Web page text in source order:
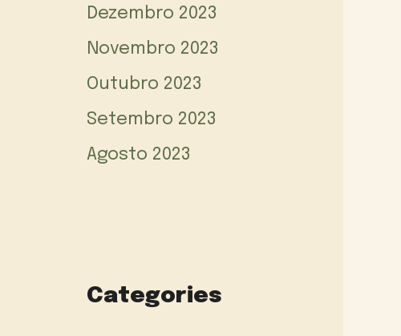
Dezembro 2023
Novembro 2023
Outubro 2023
Setembro 2023
Agosto 2023
Categories